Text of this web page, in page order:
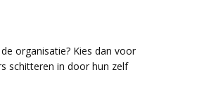
van Uitjes en Eten. In
gebeurt aan de hand van
met daarnaast
afwisseling zullen jullie niet
Tijdens de quiz wordt
organisatie? Kies dan voor
schitteren in door hun zelf